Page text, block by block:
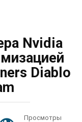
Nvidia
Diablo
Просмотры